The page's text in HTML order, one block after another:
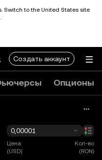
Switch to the United States site
Создать аккаунт
Опционы
0,00001
Цена
(USD)
Кол-во
(RON)